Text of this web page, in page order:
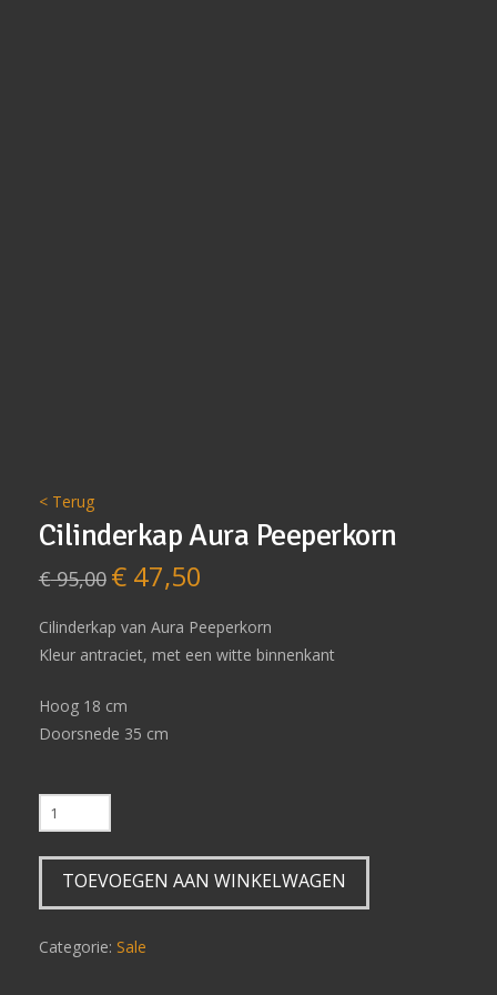
< Terug
Cilinderkap Aura Peeperkorn
€95,00 Oorspronkelijke
prijs
€47,50
€ 47,50.
Cilinderkap van Aura Peeperkorn
Kleur antraciet, met een witte binnenkant
Hoog 18 cm
Doorsnede 35 cm
Cilinderkap
Aura
Peeperkorn
aantalTOEVOEGEN AAN WINKELWAGEN
Categorie: Sale